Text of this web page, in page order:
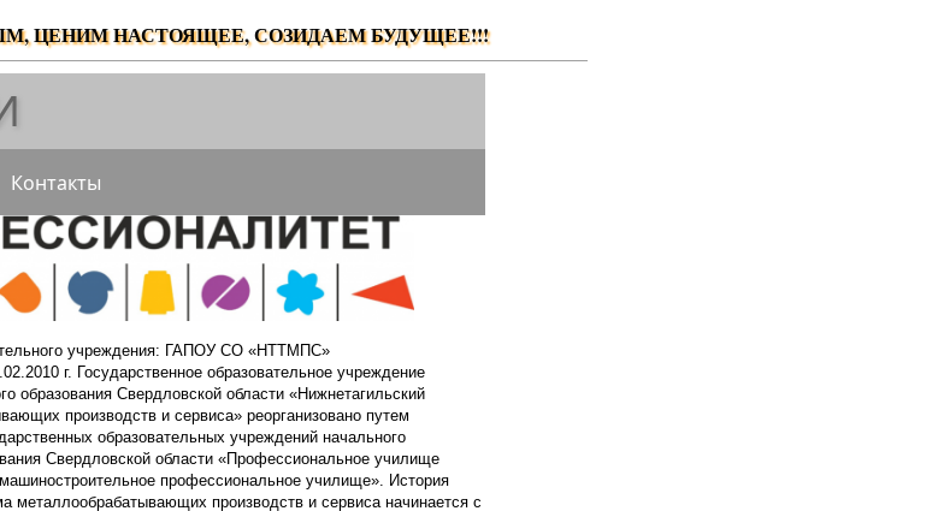
ЦЕНИМ НАСТОЯЩЕЕ, СОЗИДАЕМ БУДУЩЕЕ!!!